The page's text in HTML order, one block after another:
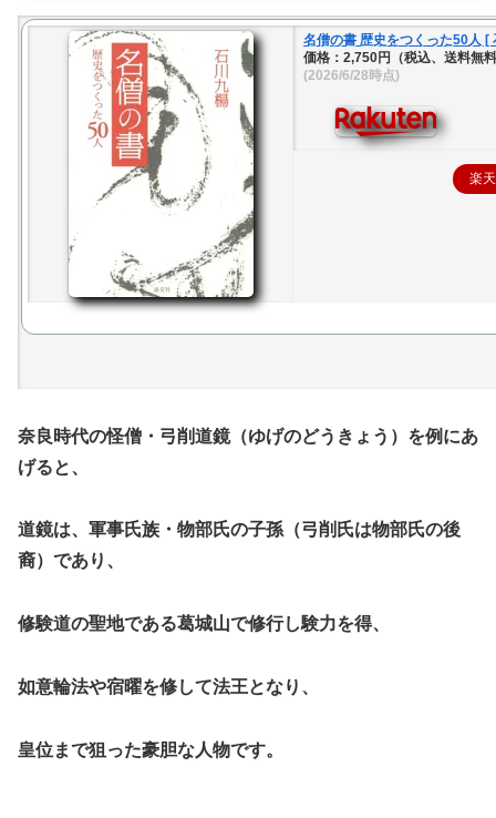
名僧の書 歴史をつくった50人 [
価格：2,750円（税込、送料無
(2026/6/28時点)
楽
奈良時代の怪僧・弓削道鏡（ゆげのどうきょう）を例にあ
げると、
道鏡は、軍事氏族・物部氏の子孫（弓削氏は物部氏の後
裔）であり、
修験道の聖地である葛城山で修行し験力を得、
如意輪法や宿曜を修して法王となり、
皇位まで狙った豪胆な人物です。